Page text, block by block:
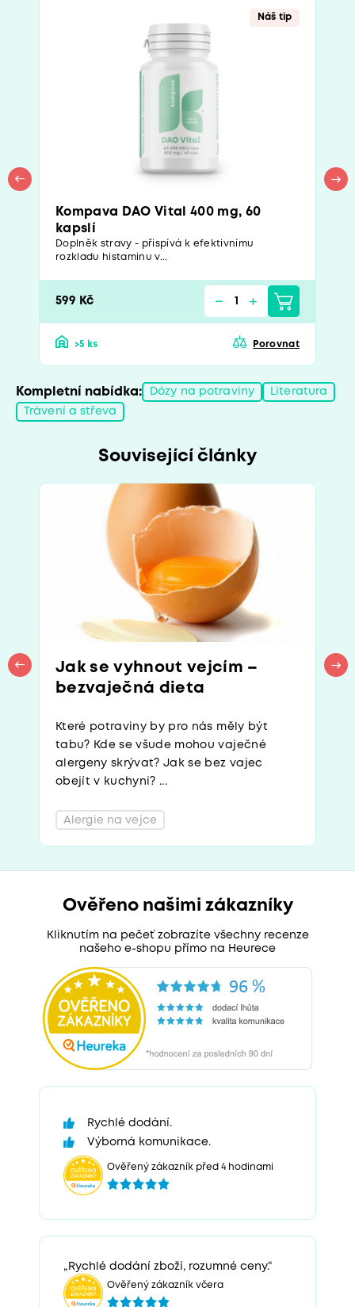
Náš tip
Kompava DAO Vital 400 mg, 60
kapslí
Doplněk stravy - přispívá k efektivnímu
rozkladu histaminu v...
599 Kč
>5 ks Porovnat
Kompletní nabídka: Dózy na potraviny Literatura
Trávení a střeva
Související články
Jak se vyhnout vejcím –
bezvaječná dieta
Které potraviny by pro nás měly být
tabu? Kde se všude mohou vaječné
alergeny skrývat? Jak se bez vajec
obejít v kuchyni? ...
Alergie na vejce
Ověřeno našimi zákazníky
Kliknutím na pečeť zobrazíte všechny recenze
našeho e-shopu přímo na Heurece
Rychlé dodání.
Výborná komunikace.
Ověřený zákazník před 4 hodinami
„Rychlé dodání zboží, rozumné ceny.“
Ověřený zákazník včera